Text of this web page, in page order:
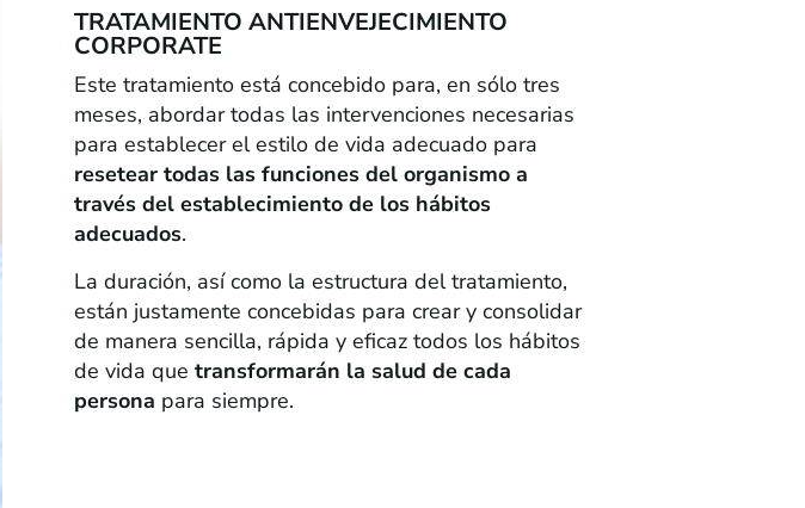
TRATAMIENTO ANTIENVEJECIMIENTO
CORPORATE
Este tratamiento está concebido para, en sólo tres
meses, abordar todas las intervenciones necesarias
para establecer el estilo de vida adecuado para
resetear todas las funciones del organismo a
través del establecimiento de los hábitos
adecuados.
La duración, así como la estructura del tratamiento,
están justamente concebidas para crear y consolidar
de manera sencilla, rápida y eficaz todos los hábitos
de vida que transformarán la salud de cada
persona para siempre.